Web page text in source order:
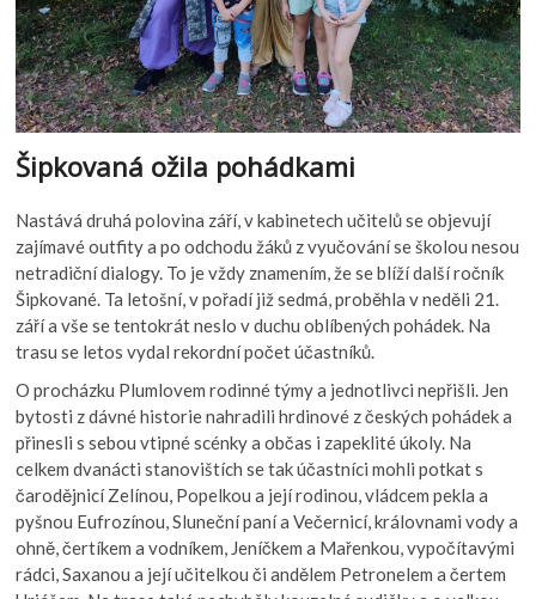
Šipkovaná ožila pohádkami
Nastává druhá polovina září, v kabinetech učitelů se objevují
zajímavé outfity a po odchodu žáků z vyučování se školou nesou
netradiční dialogy. To je vždy znamením, že se blíží další ročník
Šipkované. Ta letošní, v pořadí již sedmá, proběhla v neděli 21.
září a vše se tentokrát neslo v duchu oblíbených pohádek. Na
trasu se letos vydal rekordní počet účastníků.
O procházku Plumlovem rodinné týmy a jednotlivci nepřišli. Jen
bytosti z dávné historie nahradili hrdinové z českých pohádek a
přinesli s sebou vtipné scénky a občas i zapeklité úkoly. Na
celkem dvanácti stanovištích se tak účastníci mohli potkat s
čarodějnicí Zelínou, Popelkou a její rodinou, vládcem pekla a
pyšnou Eufrozínou, Sluneční paní a Večernicí, královnami vody a
ohně, čertíkem a vodníkem, Jeníčkem a Mařenkou, vypočítavými
rádci, Saxanou a její učitelkou či andělem Petronelem a čertem